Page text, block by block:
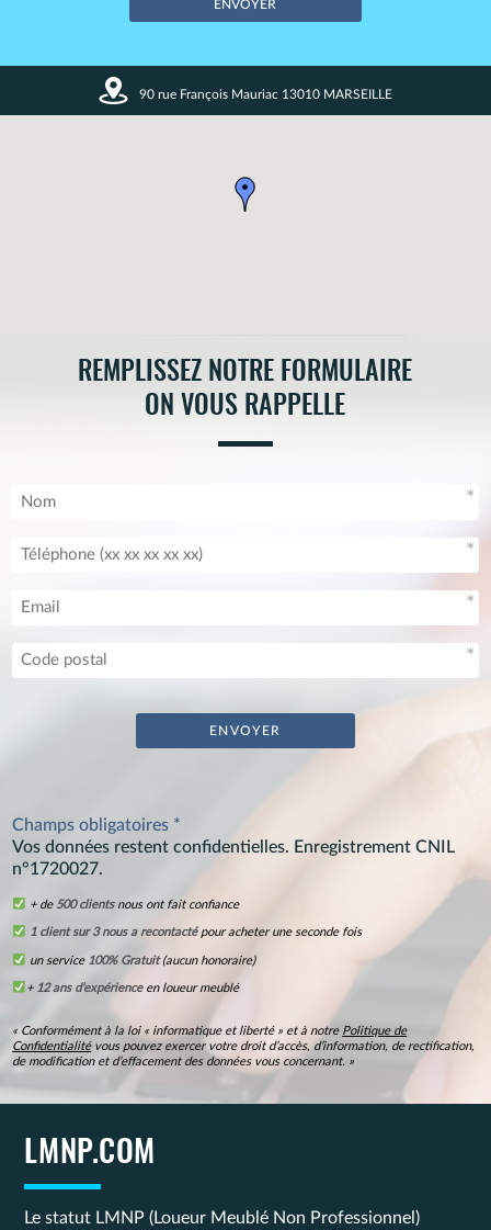
Champs obligatoires *
Vos données restent confidentielles. Enregistrement CNIL
90 rue François Mauriac 13010 MARSEILLE
REMPLISSEZ NOTRE FORMULAIRE
ON VOUS RAPPELLE
Champs obligatoires *
Vos données restent confidentielles. Enregistrement CNIL
n°1720027.
+ de 500 clientsnous ont fait confiance
1 client sur 3 nous a recontactépour acheter une seconde fois
un service 100% Gratuit(aucun honoraire)
+12 ans d’expérienceen loueur meublé
« Conformément à la loi « informatique et liberté » et à notre Politique de
Confidentialitévous pouvez exercer votre droit d’accès, d’information, de rectification,
de modification et d’effacement des données vous concernant. »
LMNP.COM
Le statut LMNP (Loueur Meublé Non Professionnel)